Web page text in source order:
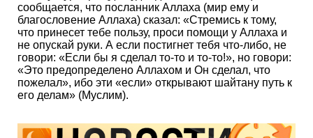
сообщается, что посланник Аллаха (мир ему и
благословение Аллаха) сказал: «Стремись к тому,
что принесет тебе пользу, проси помощи у Аллаха и
не опускай руки. А если постигнет тебя что-либо, не
говори: «Если бы я сделал то-то и то-то!», но говори:
«Это предопределено Аллахом и Он сделал, что
пожелал», ибо эти «если» открывают шайтану путь к
его делам» (Муслим).